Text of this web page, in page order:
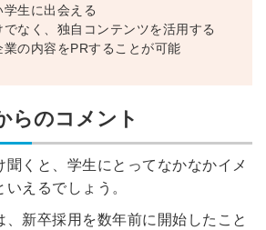
生に出会える
なく、独自コンテンツを活用する
業の内容をPRすることが可能
らのコメント
聞くと、学生にとってなかなかイメ
えるでしょう。
、新卒採用を数年前に開始したこと
※ログインIDとなります
登録する
他サービスIDで登録